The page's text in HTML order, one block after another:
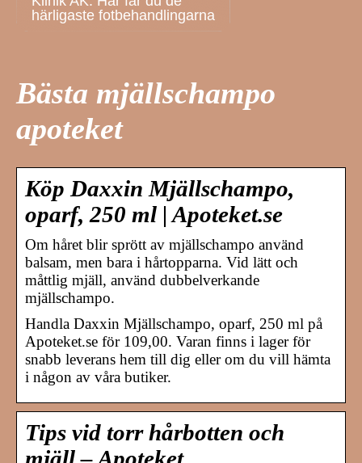
härligaste fotbehandlingarna
Bästa mjällschampo
apoteket
Köp Daxxin Mjällschampo,
oparf, 250 ml | Apoteket.se
Om håret blir sprött av mjällschampo använd
balsam, men bara i hårtopparna. Vid lätt och
måttlig mjäll, använd dubbelverkande
mjällschampo.
Handla Daxxin Mjällschampo, oparf, 250 ml på
Apoteket.se för 109,00. Varan finns i lager för
snabb leverans hem till dig eller om du vill hämta
i någon av våra butiker.
Tips vid torr hårbotten och